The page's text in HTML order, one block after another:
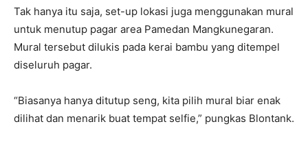
Tak hanya itu saja, set-up lokasi juga menggunakan mural
untuk menutup pagar area Pamedan Mangkunegaran.
Mural tersebut dilukis pada kerai bambu yang ditempel
diseluruh pagar.
“Biasanya hanya ditutup seng, kita pilih mural biar enak
dilihat dan menarik buat tempat selfie,” pungkas Blontank.